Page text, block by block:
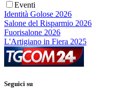
Eventi
Identità Golose 2026
Salone del Risparmio 2026
Fuorisalone 2026
L'Artigiano in Fiera 2025
Seguici su